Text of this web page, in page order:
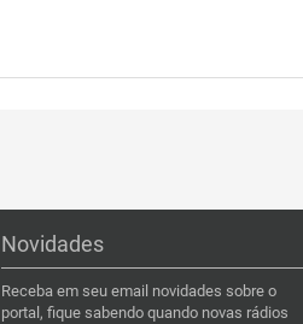
Novidades
Receba em seu email novidades sobre o
portal, fique sabendo quando novas rádios